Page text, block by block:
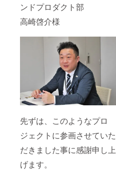
ンドプロダクト部
高崎啓介様
先ずは、このようなプロ
ジェクトに参画させていた
だきました事に感謝申し上
げます。